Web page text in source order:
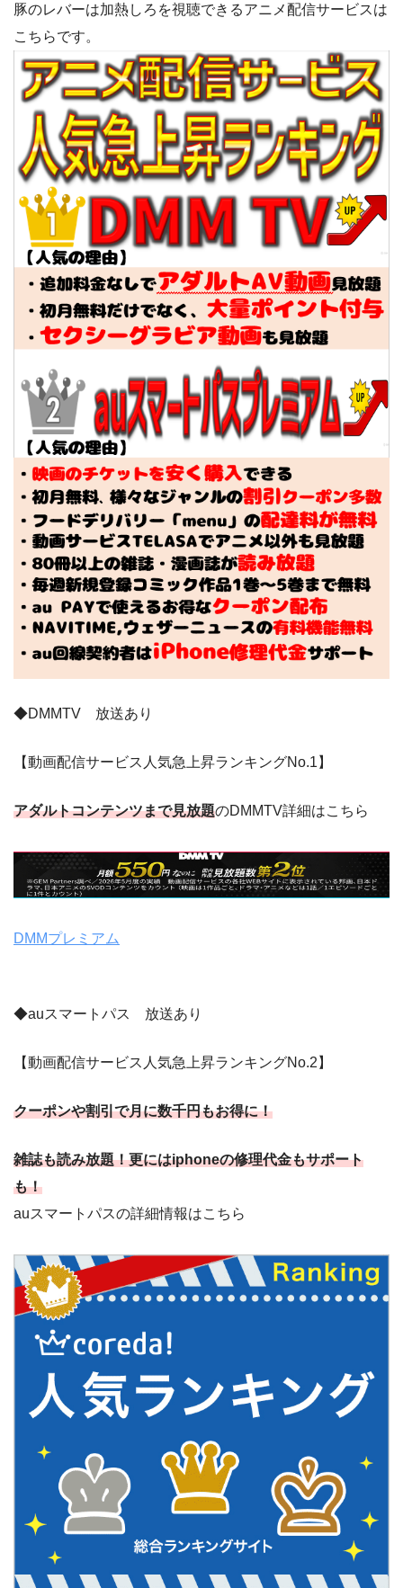
豚のレバーは加熱しろを視聴できるアニメ配信サービスは
こちらです。
◆DMMTV 放送あり
【動画配信サービス人気急上昇ランキングNo.1】
アダルトコンテンツまで見放題のDMMTV詳細はこちら
DMMプレミアム
◆auスマートパス 放送あり
【動画配信サービス人気急上昇ランキングNo.2】
クーポンや割引で月に数千円もお得に！
雑誌も読み放題！更にはiphoneの修理代金もサポート
も！
auスマートパスの詳細情報はこちら